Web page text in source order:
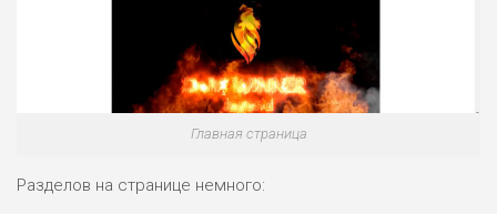
Главная страница
Разделов на странице немного: